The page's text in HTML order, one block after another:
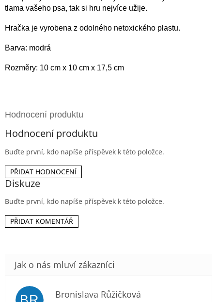
tlama vašeho psa, tak si hru nejvíce užije.
Hračka je vyrobena z odolného netoxického plastu.
Barva: modrá
Rozměry: 10 cm x 10 cm x 17,5 cm
Hodnocení produktu
Buďte první, kdo napíše příspěvek k této položce.
PŘIDAT HODNOCENÍ
Diskuze
Buďte první, kdo napíše příspěvek k této položce.
PŘIDAT KOMENTÁŘ
Bronislava Růžičková